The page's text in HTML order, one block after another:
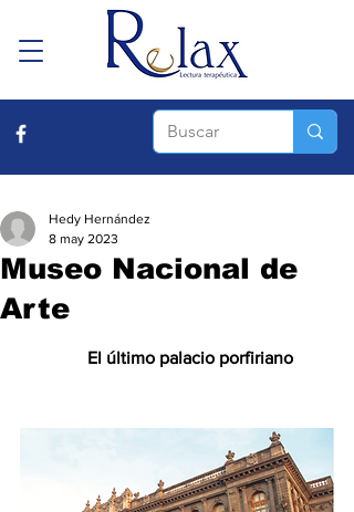
Museo Nacional de
Arte
Hedy Hernández
8 may 2023
      El último palacio porfiriano